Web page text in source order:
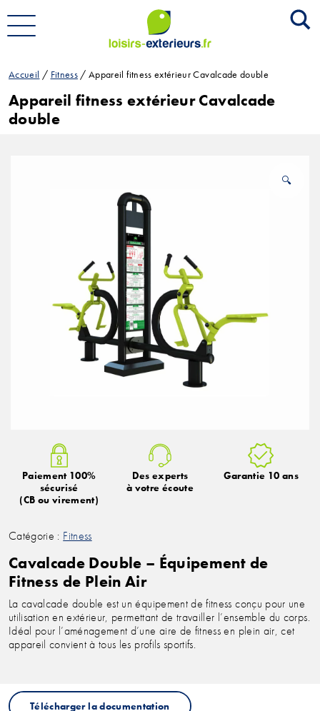
au
contenu
Accueil / Fitness/ Appareil fitness extérieur Cavalcade double
Appareil fitness extérieur Cavalcade
double
🔍
Paiement 100%
sécurisé
(CB ou virement)
Des experts
à votre écoute
Garantie 10 ans
Catégorie : Fitness
Cavalcade Double – Équipement de
Fitness de Plein Air
La cavalcade double est un équipement de fitness conçu pour une
utilisation en extérieur, permettant de travailler l’ensemble du corps.
Idéal pour l’aménagement d’une aire de fitness en plein air, cet
appareil convient à tous les profils sportifs.
Télécharger la documentation